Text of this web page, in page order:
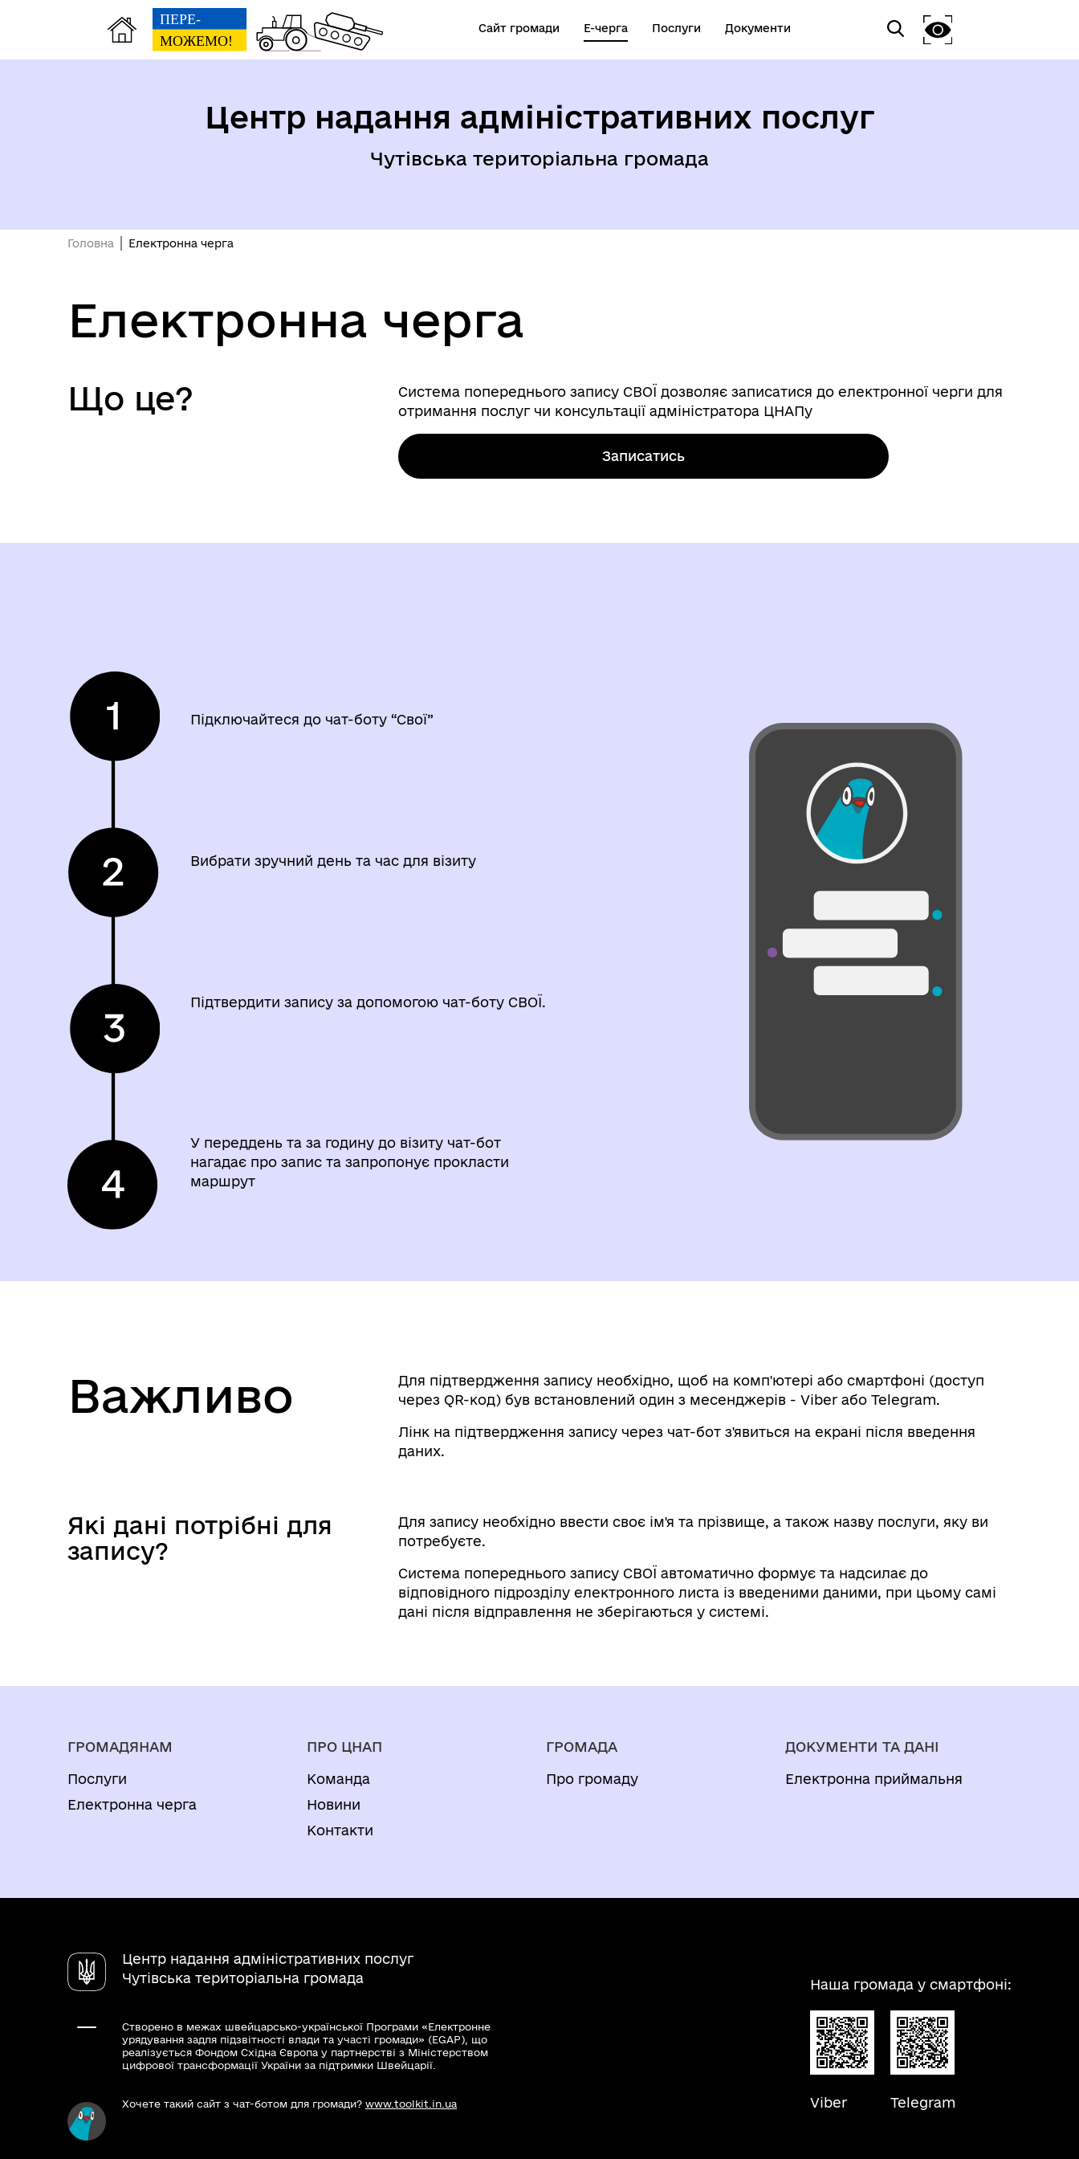
Сайт громади Е-черга Послуги Документи
Центр надання адміністративних послуг
Чутівська територіальна громада
Головна Електронна черга
Електронна черга
Система попереднього запису СВОЇ дозволяє записатися до електронної черги для
отримання послуг чи консультації адміністратора ЦНАПу
Записатись
Що це?
Підключайтеся до чат-боту “Свої”
Вибрати зручний день та час для візиту
Підтвердити запису за допомогою чат-боту СВОЇ.
У переддень та за годину до візиту чат-бот
нагадає про запис та запропонує прокласти
маршрут
Для підтвердження запису необхідно, щоб на комп'ютері або смартфоні (доступ
через QR-код) був встановлений один з месенджерів - Viber або Telegram.
Лінк на підтвердження запису через чат-бот з'явиться на екрані після введення
даних.
Важливо
Для запису необхідно ввести своє ім'я та прізвище, а також назву послуги, яку ви
потребуєте.
Система попереднього запису СВОЇ автоматично формує та надсилає до
відповідного підрозділу електронного листа із введеними даними, при цьому самі
дані після відправлення не зберігаються у системі.
Які дані потрібні для
запису?
ГРОМАДЯНАМ
Послуги
Електронна черга
ПРО ЦНАП
Команда
Новини
Контакти
ГРОМАДА
Про громаду
ДОКУМЕНТИ ТА ДАНІ
Електронна приймальня
Центр надання адміністративних послуг
Чутівська територіальна громада
Створено в межах швейцарсько-української Програми «Електронне
урядування задля підзвітності влади та участі громади» (EGAP), що
реалізується Фондом Східна Європа у партнерстві з Міністерством
цифрової трансформації України за підтримки Швейцарії.
Хочете такий сайт з чат-ботом для громади? www.toolkit.in.ua
Наша громада у смартфоні:
Viber Telegram